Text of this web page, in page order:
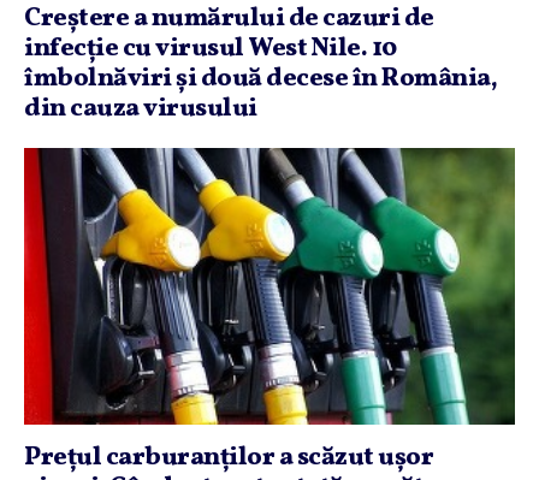
Creştere a numărului de cazuri de
infecţie cu virusul West Nile. 10
îmbolnăviri şi două decese în România,
din cauza virusului
Preţul carburanţilor a scăzut uşor